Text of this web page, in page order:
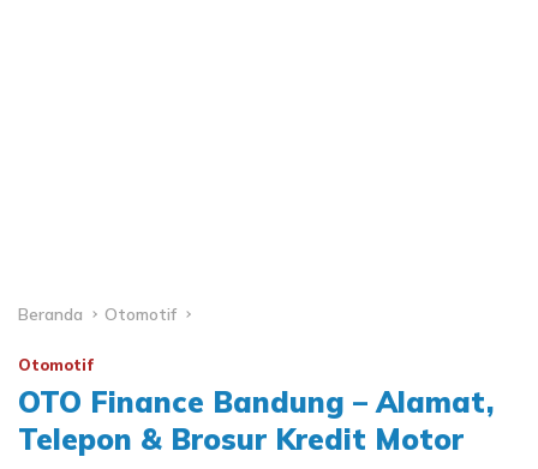
Beranda Otomotif
Otomotif
OTO Finance Bandung – Alamat,
Telepon & Brosur Kredit Motor